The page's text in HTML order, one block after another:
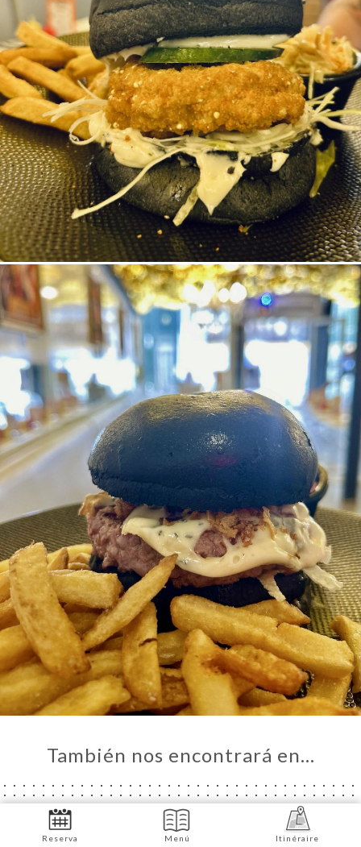
También nos encontrará en…
Reserva Menú Itinéraire